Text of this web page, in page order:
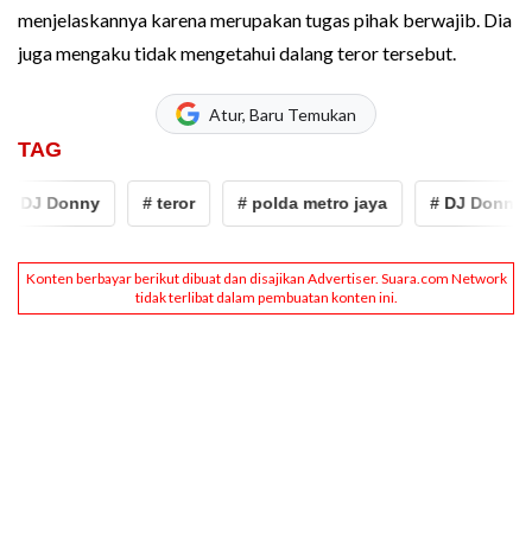
menjelaskannya karena merupakan tugas pihak berwajib. Dia
juga mengaku tidak mengetahui dalang teror tersebut.
Atur, Baru Temukan
TAG
DJ Donny # teror # polda metro jaya # DJ Donny